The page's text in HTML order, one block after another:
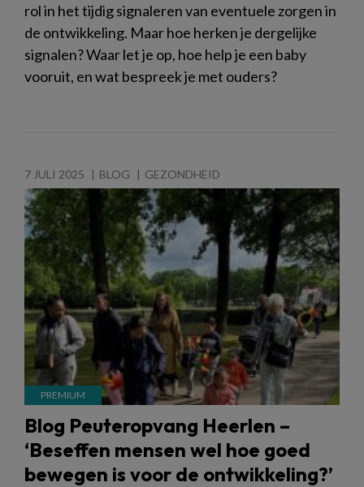
rol in het tijdig signaleren van eventuele zorgen in
de ontwikkeling. Maar hoe herken je dergelijke
signalen? Waar let je op, hoe help je een baby
vooruit, en wat bespreek je met ouders?
7 JULI 2025 BLOG GEZONDHEID
Blog Peuteropvang Heerlen –
‘Beseffen mensen wel hoe goed
bewegen is voor de ontwikkeling?’